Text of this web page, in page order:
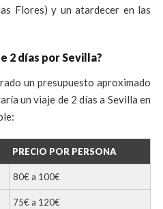
Flores) y un atardecer en las
2 días por Sevilla?
un presupuesto aproximado
un viaje de 2 días a Sevilla en
PRECIO POR PERSONA
80€ a 100€
75€ a 120€